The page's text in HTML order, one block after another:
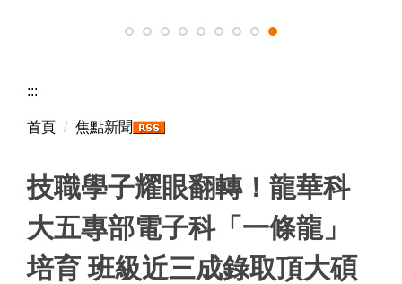
:::
首頁 焦點新聞
技職學子耀眼翻轉！龍華科
大五專部電子科「一條龍」
培育 班級近三成錄取頂大碩